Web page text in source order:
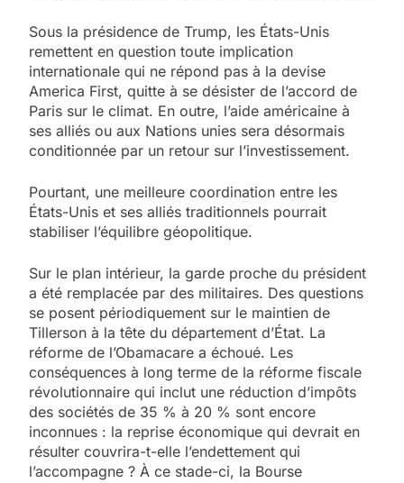
Sous la présidence de Trump, les États-Unis
remettent en question toute implication
internationale qui ne répond pas à la devise
America First, quitte à se désister de l’accord de
Paris sur le climat. En outre, l’aide américaine à
ses alliés ou aux Nations unies sera désormais
conditionnée par un retour sur l’investissement.
Pourtant, une meilleure coordination entre les
États-Unis et ses alliés traditionnels pourrait
stabiliser l’équilibre géopolitique.
Sur le plan intérieur, la garde proche du président
a été remplacée par des militaires. Des questions
se posent périodiquement sur le maintien de
Tillerson à la tête du département d’État. La
réforme de l’Obamacare a échoué. Les
conséquences à long terme de la réforme fiscale
révolutionnaire qui inclut une réduction d’impôts
des sociétés de 35 % à 20 % sont encore
inconnues : la reprise économique qui devrait en
résulter couvrira-t-elle l’endettement qui
l’accompagne ? À ce stade-ci, la Bourse